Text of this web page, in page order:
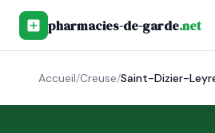
pharmacies-de-garde.net
Accueil/Creuse/Saint-Dizier-